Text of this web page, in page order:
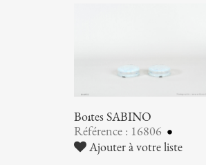
Boîtes SABINO
Référence : 16806
Ajouter à votre liste